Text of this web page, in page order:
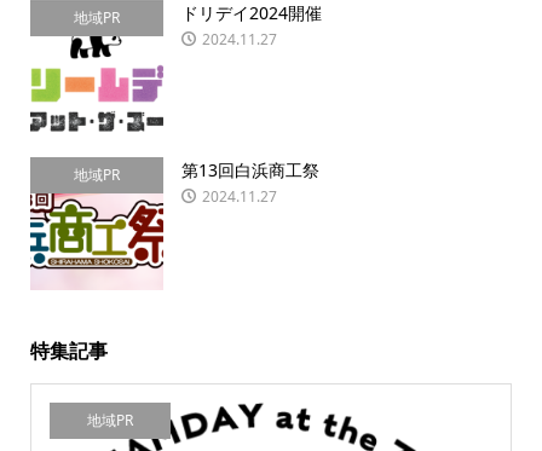
地域PR ドリデイ2024開催
2024.11.27
地域PR 第13回白浜商工祭
2024.11.27
特集記事
地域PR